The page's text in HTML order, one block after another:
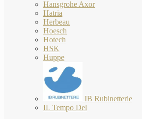
Hansgrohe Axor
Hatria
Herbeau
Hoesch
Hotech
HSK
Huppe
IB Rubinetterie
IL Tempo Del